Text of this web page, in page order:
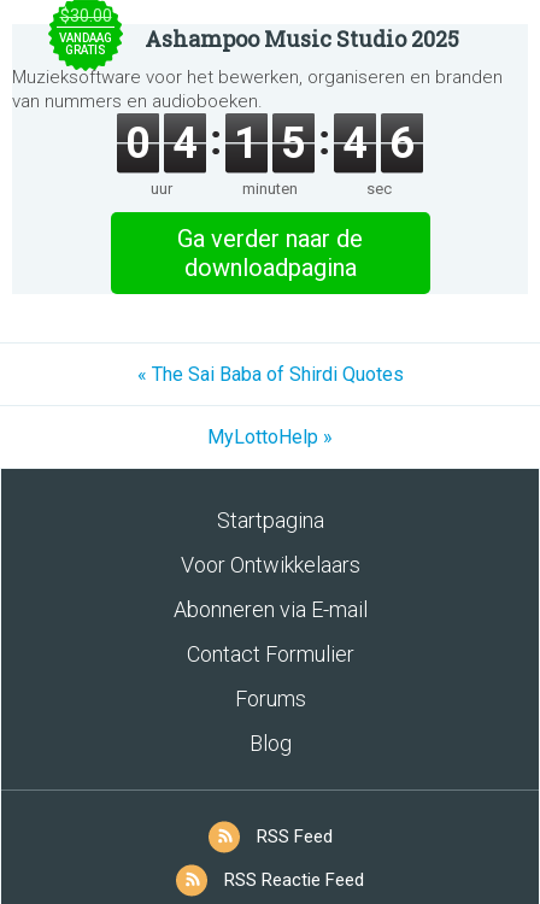
$30.00
VANDAAG
GRATIS
Ashampoo Music Studio 2025
Muzieksoftware voor het bewerken, organiseren en branden
van nummers en audioboeken.
0 4
uur
1 5
minuten
4 6
sec
Ga verder naar de
downloadpagina
« The Sai Baba of Shirdi Quotes
MyLottoHelp »
Startpagina
Voor Ontwikkelaars
Abonneren via E-mail
Contact Formulier
Forums
Blog
RSS Feed
RSS Reactie Feed